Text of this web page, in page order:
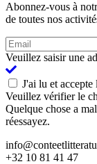
Abonnez-vous à
de toutes nos
Veuillez saisir une
J'ai lu et
Veuillez vérifier le
Quelque chose a
réessayez.
+32 10 81 41 47